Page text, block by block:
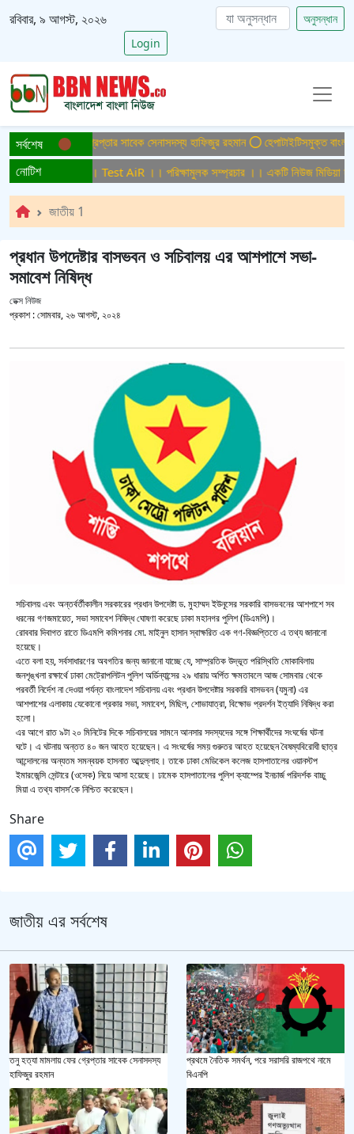
রবিবার, ৯ আগস্ট, ২০২৬
অনুসন্ধান
Login
সর্বশেষ
মামলায় ফের গ্রেপ্তার সাবেক সেনাসদস্য হাফিজুর রহমান হেপাটাইটিসমুক্ত বাংলাদেশ
নোটিশসম্প্রচার ।। Test AiR ।। পরিক্ষামুলক সম্প্রচার ।। একটি নিউজ মিডিয়া
জাতীয় 1
প্রধান উপদেষ্টার বাসভবন ও সচিবালয় এর আশপাশে সভা-
সমাবেশ নিষিদ্ধ
ডেক্স নিউজ
প্রকাশ :সোমবার, ২৬ আগস্ট, ২০২৪
সচিবালয় এবং অন্তর্বর্তীকালীন সরকারের প্রধান উপদেষ্টা ড. মুহাম্মদ ইউনূসের সরকারি বাসভবনের আশপাশে সব
ধরনের গণজমায়েত, সভা সমাবেশ নিষিদ্ধ ঘোষণা করেছে ঢাকা মহানগর পুলিশ (ডিএমপি)।
রোববার দিবাগত রাতে ডিএমপি কমিশনার মো. মাইনুল হাসান স্বাক্ষরিত এক গণ-বিজ্ঞপ্তিতে এ তথ্য জানানো
হয়েছে।
এতে বলা হয়, সর্বসাধারণের অবগতির জন্য জানানো যাচ্ছে যে, সাম্প্রতিক উদ্ভূত পরিস্থিতি মোকাবিলায়
জনশৃঙ্খলা রক্ষার্থে ঢাকা মেট্রোপলিটন পুলিশ অর্ডিন্যান্সের ২৯ ধারায় অর্পিত ক্ষমতাবলে আজ সোমবার থেকে
পরবর্তী নির্দেশ না দেওয়া পর্যন্ত বাংলাদেশ সচিবালয় এবং প্রধান উপদেষ্টার সরকারি বাসভবন (যমুনা) এর
আশপাশের এলাকায় যেকোনো প্রকার সভা, সমাবেশ, মিছিল, শোভাযাত্রা, বিক্ষোভ প্রদর্শন ইত্যাদি নিষিদ্ধ করা
হলো।
এর আগে রাত ৯টা ২০ মিনিটের দিকে সচিবালয়ের সামনে আনসার সদস্যদের সঙ্গে শিক্ষার্থীদের সংঘর্ষের ঘটনা
ঘটে। এ ঘটনায় অন্তত ৪০ জন আহত হয়েছেন। এ সংঘর্ষের সময় গুরুতর আহত হয়েছেন বৈষম্যবিরোধী ছাত্র
আন্দোলনের অন্যতম সমন্বয়ক হাসনাত আব্দুল্লাহ। তাকে ঢাকা মেডিকেল কলেজ হাসপাতালের ওয়ানস্টপ
ইমারজেন্সি সেন্টারে (ওসেক) নিয়ে আসা হয়েছে। ঢামেক হাসপাতালের পুলিশ ক্যাম্পের ইনচার্জ পরিদর্শক বাচ্চু
মিয়া এ তথ্য বাসস’কে নিশ্চিত করেছেন।
Share
জাতীয় এর সর্বশেষ
তনু হত্যা মামলায় ফের গ্রেপ্তার সাবেক সেনাসদস্য
হাফিজুর রহমান
প্রথমে নৈতিক সমর্থন, পরে সরাসরি রাজপথে নামে
বিএনপি